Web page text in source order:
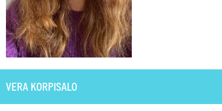
VERA KORPISALO